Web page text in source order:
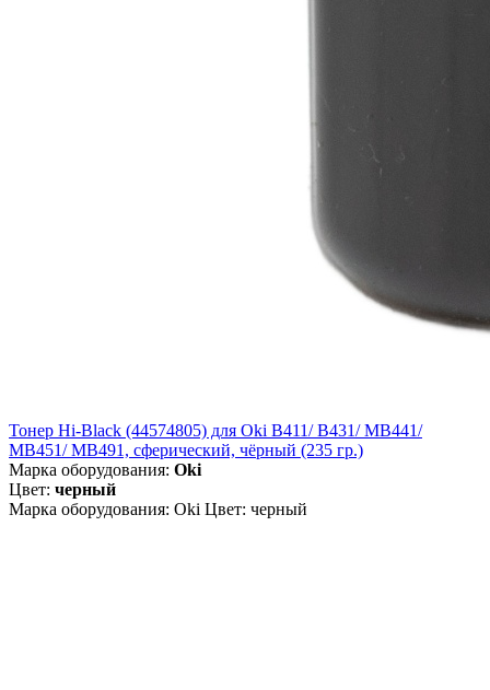
Тонер Hi-Black (44574805) для Oki B411/ B431/ MB441/
MB451/ MB491, сферический, чёрный (235 гр.)
Марка оборудования: Oki
Цвет: черный
Марка оборудования: Oki Цвет: черный